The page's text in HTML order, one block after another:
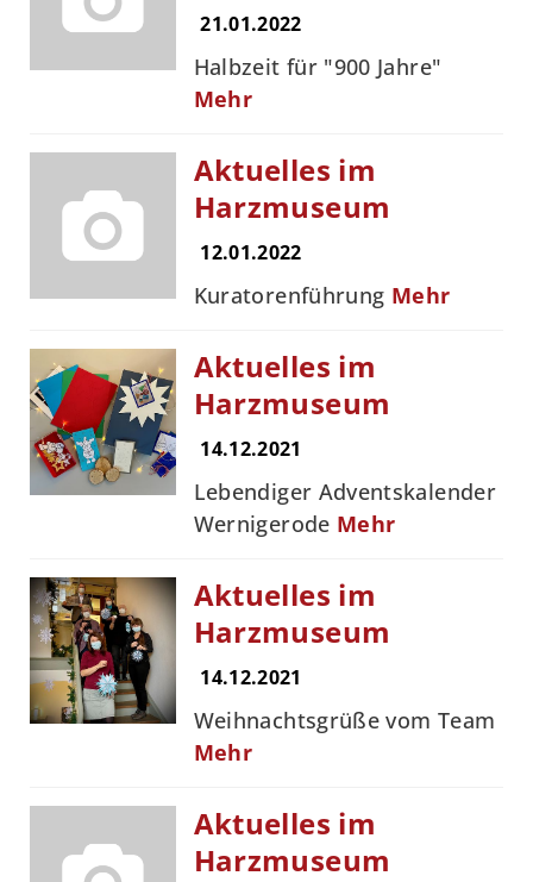
21.01.2022
Halbzeit für "900 Jahre"
Mehr
Aktuelles im
Harzmuseum
12.01.2022
Kuratorenführung Mehr
Aktuelles im
Harzmuseum
14.12.2021
Lebendiger Adventskalender
Wernigerode Mehr
Aktuelles im
Harzmuseum
14.12.2021
Weihnachtsgrüße vom Team
Mehr
Aktuelles im
Harzmuseum